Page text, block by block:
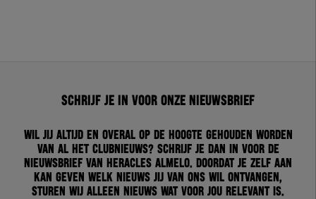
Schrijf je in voor onze nieuwsbrief
Wil jij altijd en overal op de hoogte gehouden worden
van al het clubnieuws? Schrijf je dan in voor de
nieuwsbrief van Heracles Almelo. Doordat je zelf aan
kan geven welk nieuws jij van ons wil ontvangen,
sturen wij alleen nieuws wat voor jou relevant is.